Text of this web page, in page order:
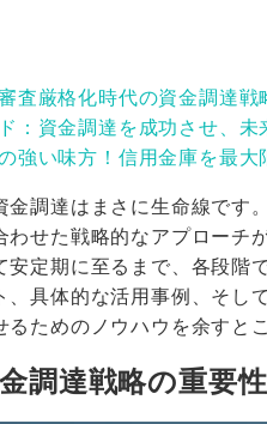
査厳格化時代の資金調達戦
：資金調達を成功させ、未
強い味方！信用金庫を最
金調達はまさに生命線です
わせた戦略的なアプローチ
安定期に至るまで、各段階
、具体的な活用事例、そし
ためのノウハウを余すと
調達戦略の重要性